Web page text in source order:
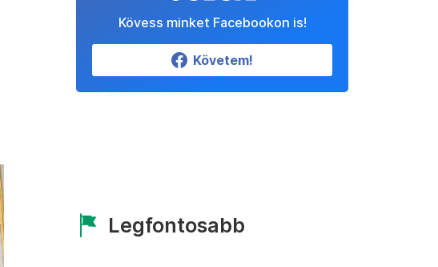
Kövess minket Facebookon is!
Követem!
Legfontosabb